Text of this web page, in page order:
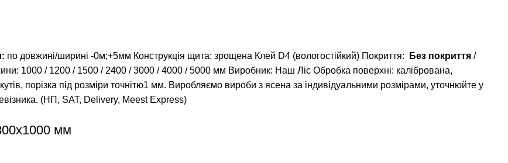
по довжині/ширині -0м;+5мм Конструкція щита: зрощена Клей D4 (вологостійкий) Покриття: Без покриття /
1000 / 1200 / 1500 / 2400 /3000 /4000 /5000 мм Виробник: Наш Ліс Обробка поверхні: калібрована,
порізка під розміри точнітю1 мм. Виробляємо вироби з ясена за індивідуальними розмірами, уточнюйте у
(НП, SAT, Delivery, Meest Express)
мм